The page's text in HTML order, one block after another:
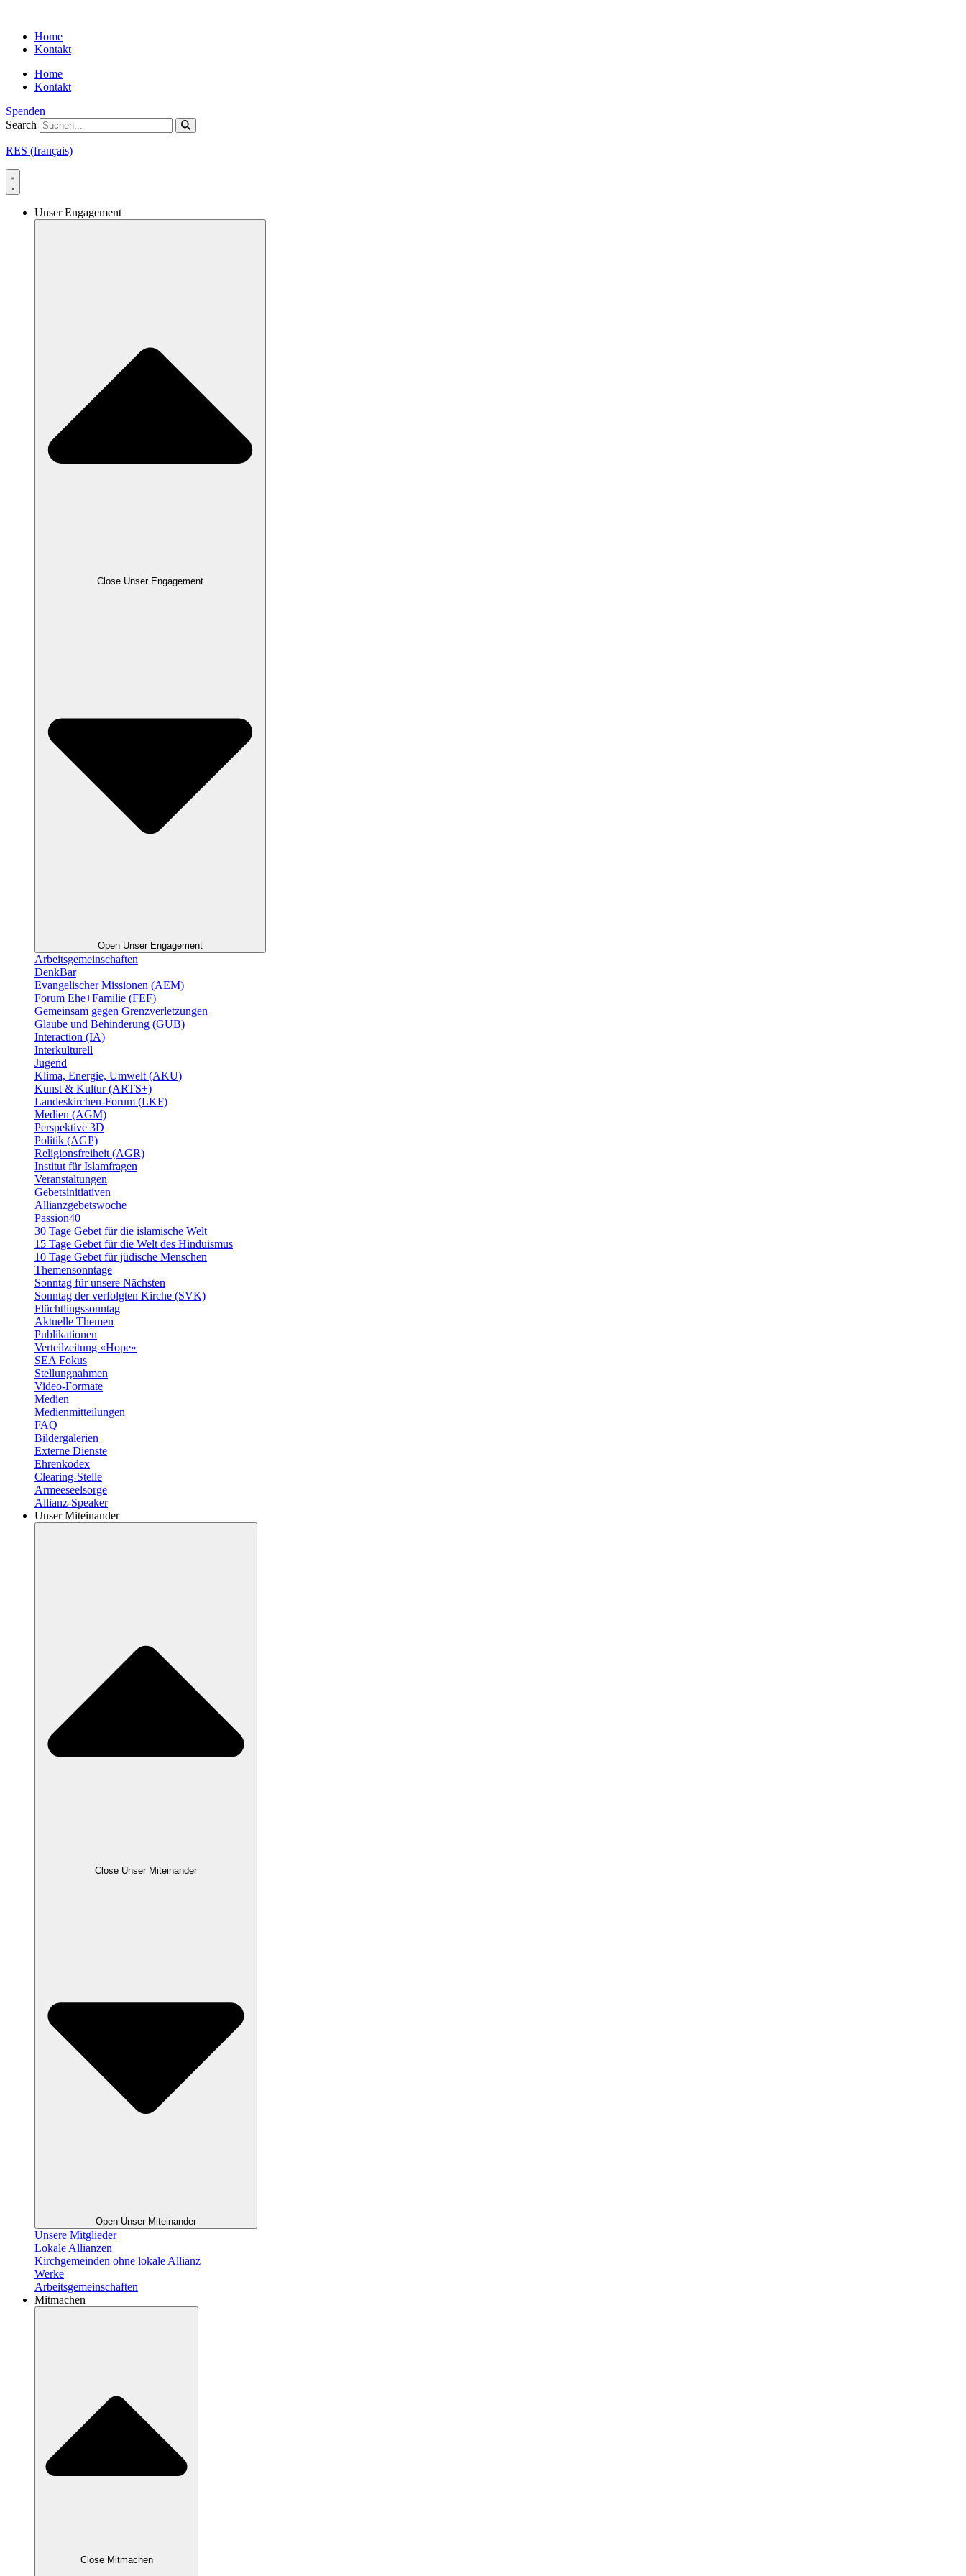
contentHome
Kontakt
Home
Kontakt
Spenden
Search
RES (français)
Unser Engagement
Close Unser Engagement
Open Unser Engagement
Arbeitsgemeinschaften
DenkBar
Evangelischer Missionen (AEM)
Forum Ehe+Familie (FEF)
Gemeinsam gegen Grenzverletzungen
Glaube und Behinderung (GUB)
Interaction (IA)
Interkulturell
Jugend
Klima, Energie, Umwelt (AKU)
Kunst & Kultur (ARTS+)
Landeskirchen-Forum (LKF)
Medien (AGM)
Perspektive 3D
Politik (AGP)
Religionsfreiheit (AGR)
Institut für Islamfragen
Veranstaltungen
Gebetsinitiativen
Allianzgebetswoche
Passion40
30 Tage Gebet für die islamische Welt
15 Tage Gebet für die Welt des Hinduismus
10 Tage Gebet für jüdische Menschen
Themensonntage
Sonntag für unsere Nächsten
Sonntag der verfolgten Kirche (SVK)
Flüchtlingssonntag
Aktuelle Themen
Publikationen
Verteilzeitung «Hope»
SEA Fokus
Stellungnahmen
Video-Formate
Medien
Medienmitteilungen
FAQ
Bildergalerien
Externe Dienste
Ehrenkodex
Clearing-Stelle
Armeeseelsorge
Allianz-Speaker
Unser Miteinander
Close Unser Miteinander
Open Unser Miteinander
Unsere Mitglieder
Lokale Allianzen
Kirchgemeinden ohne lokale Allianz
Werke
Arbeitsgemeinschaften
Mitmachen
Close Mitmachen